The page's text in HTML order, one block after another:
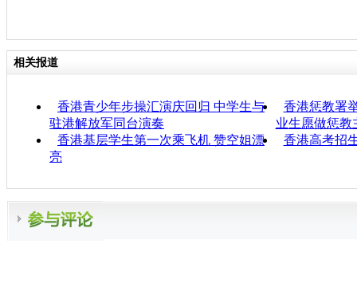
相关报道
香港青少年步操汇演庆回归 中学生与
驻港解放军同台演奏
香港惩教署
业生愿做惩教
香港基层学生第一次乘飞机 赞空姐漂
亮
香港高考招